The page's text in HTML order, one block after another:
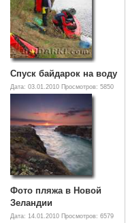
Спуск байдарок на воду
Дата: 03.01.2010 Просмотров: 5850
Фото пляжа в Новой
Зеландии
Дата: 14.01.2010 Просмотров: 6579